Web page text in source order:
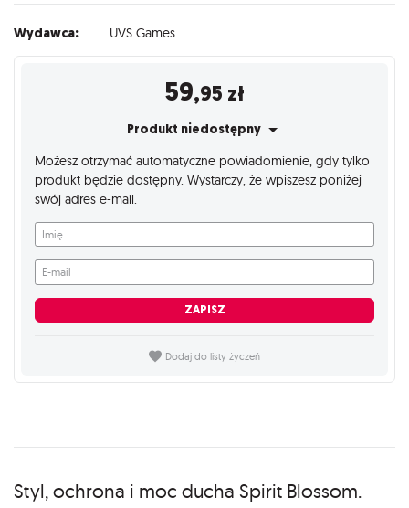
Wydawca: UVS Games
59,95 zł
Produkt niedostępny
Możesz otrzymać automatyczne powiadomienie, gdy tylko
produkt będzie dostępny. Wystarczy, że wpiszesz poniżej
swój adres e-mail.
Imię
E-mail
ZAPISZ
Dodaj do listy życzeń
Opis
Styl, ochrona i moc ducha Spirit Blossom.